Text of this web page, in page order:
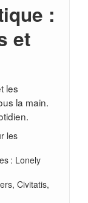
:
et
les
la main.
les
: Lonely
Civitatis,